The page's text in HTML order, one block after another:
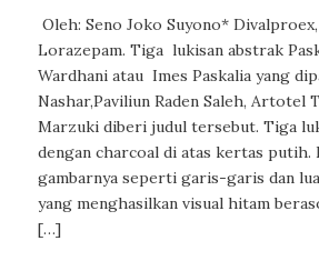
Oleh: Seno Joko Suyono*
Lorazepam. Tiga lukisan abstrak
Wardhani atau Imes Paskalia yang
Nashar,Paviliun Raden Saleh, Artotel
Marzuki diberi judul tersebut. Tiga
dengan charcoal di atas kertas putih.
gambarnya seperti garis-garis dan
yang menghasilkan visual hitam
[…]